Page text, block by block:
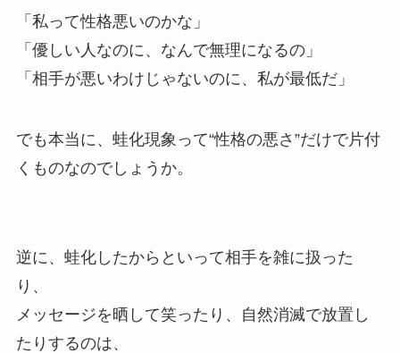
「私って性格悪いのかな」
「優しい人なのに、なんで無理になるの」
「相手が悪いわけじゃないのに、私が最低だ」
でも本当に、蛙化現象って“性格の悪さ”だけで片付
くものなのでしょうか。
逆に、蛙化したからといって相手を雑に扱った
り、
メッセージを晒して笑ったり、自然消滅で放置し
たりするのは、